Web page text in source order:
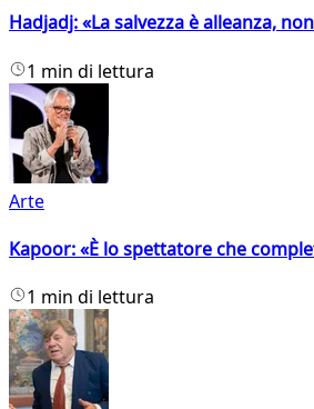
Hadjadj: «La salvezza è alleanza,
1 min di lettura
Arte
Kapoor: «È lo spettatore che
1 min di lettura